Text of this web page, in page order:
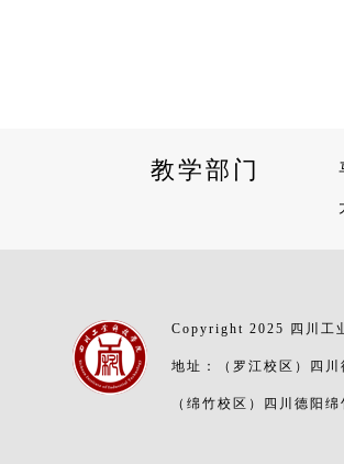
教学部门
Copyright 2025 四川工
地址：（罗江校区）四
（绵竹校区）四川德阳